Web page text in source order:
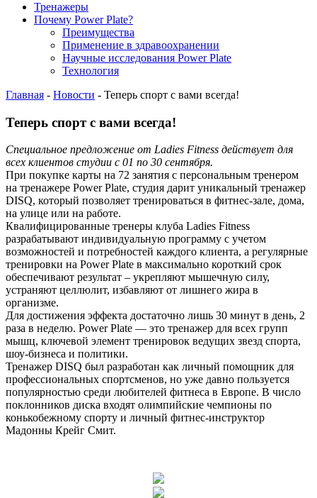
Тренажеры
Почему Power Plate?
Преимущества
Применение в здравоохранении
Научные исследования Power Plate
Технология
Главная - Новости - Теперь спорт с вами всегда!
Теперь спорт с вами всегда!
Специальное предложение от Ladies Fitness действует для
всех клиентов студии с 01 по 30 сентября.
При покупке карты на 72 занятия с персональным тренером
на тренажере Power Plate, студия дарит уникальный тренажер
DISQ, который позволяет тренироваться в фитнес-зале, дома,
на улице или на работе.
Квалифицированные тренеры клуба Ladies Fitness
разрабатывают индивидуальную программу с учетом
возможностей и потребностей каждого клиента, а регулярные
тренировки на Power Plate в максимально короткий срок
обеспечивают результат – укрепляют мышечную силу,
устраняют целлюлит, избавляют от лишнего жира в
организме.
Для достижения эффекта достаточно лишь 30 минут в день, 2
раза в неделю. Power Plate — это тренажер для всех групп
мышц, ключевой элемент тренировок ведущих звезд спорта,
шоу-бизнеса и политики.
Тренажер DISQ был разработан как личный помощник для
профессиональных спортсменов, но уже давно пользуется
популярностью среди любителей фитнеса в Европе. В число
поклонников диска входят олимпийские чемпионы по
конькобежному спорту и личный фитнес-инструктор
Мадонны Крейг Смит.